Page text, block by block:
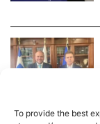
To provide the best